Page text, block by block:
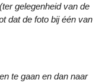
gelegenheid van de
dat de foto bij één van
te gaan en dan naar